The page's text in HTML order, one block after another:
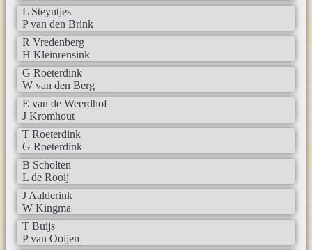
L Steyntjes
P van den Brink
R Vredenberg
H Kleinrensink
G Roeterdink
W van den Berg
E van de Weerdhof
J Kromhout
T Roeterdink
G Roeterdink
B Scholten
L de Rooij
J Aalderink
W Kingma
T Buijs
P van Ooijen